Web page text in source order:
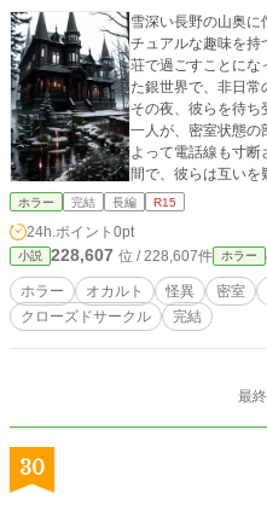
雪深い長野の山奥
チュアルな趣味を持
荘で過ごすことにな
た銀世界で、非日常の
その夜、彼らを待
一人が、密室状態の
よって電話線も寸
間で、彼らは互いを疑い始める。 そ
不可解な現象が起こ
「黒い手」の幻影に
た、正真正銘の「ポルタ
は、山荘に宿る「意
うと奇妙な儀式に傾
が崩壊していく中で
された二百年前の
たちの血塗られた
らせる「最後の楔
ホラー 完結 長編 R15
24h.ポイント 0pt
小説 228,607 位 / 228,607件 ホラー
ホラー オカルト 怪異 密室
クローズドサークル
完結
最
30